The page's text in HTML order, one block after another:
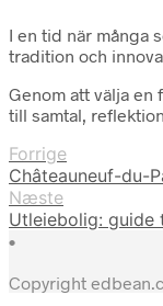
I en tid när många
tradition och
Genom att välja en
till samtal,
Forrige
Châteauneuf-du-
Næste
Utleiebolig:
•
Copyright